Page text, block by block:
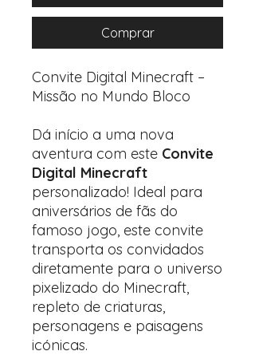
Comprar
Convite Digital Minecraft –
Missão no Mundo Bloco
Dá início a uma nova
aventura com este Convite
Digital Minecraft
personalizado! Ideal para
aniversários de fãs do
famoso jogo, este convite
transporta os convidados
diretamente para o universo
pixelizado do Minecraft,
repleto de criaturas,
personagens e paisagens
icónicas.